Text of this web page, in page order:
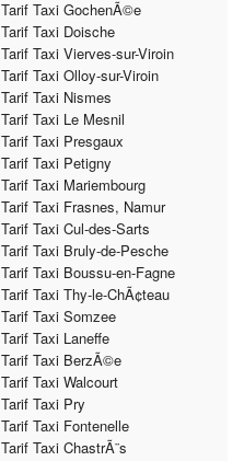
Tarif Taxi GochenÃ©e
Tarif Taxi Doische
Tarif Taxi Vierves-sur-Viroin
Tarif Taxi Olloy-sur-Viroin
Tarif Taxi Nismes
Tarif Taxi Le Mesnil
Tarif Taxi Presgaux
Tarif Taxi Petigny
Tarif Taxi Mariembourg
Tarif Taxi Frasnes, Namur
Tarif Taxi Cul-des-Sarts
Tarif Taxi Bruly-de-Pesche
Tarif Taxi Boussu-en-Fagne
Tarif Taxi Thy-le-ChÃ¢teau
Tarif Taxi Somzee
Tarif Taxi Laneffe
Tarif Taxi BerzÃ©e
Tarif Taxi Walcourt
Tarif Taxi Pry
Tarif Taxi Fontenelle
Tarif Taxi ChastrÃ¨s